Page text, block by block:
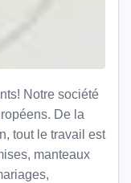
Notre société
De la
tout le travail est
manteaux